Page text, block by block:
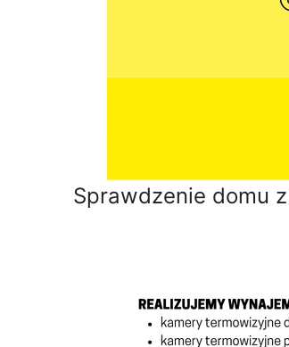
Sprawdzenie domu